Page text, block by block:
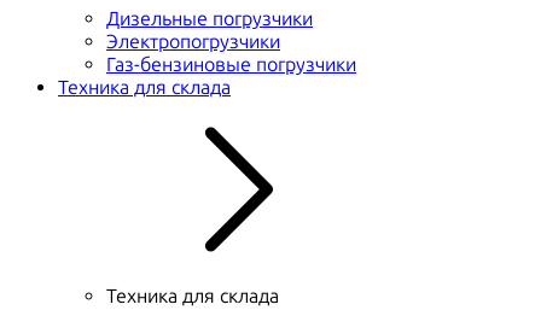
Дизельные погрузчики
Электропогрузчики
Газ-бензиновые погрузчики
Техника для склада
Техника для склада